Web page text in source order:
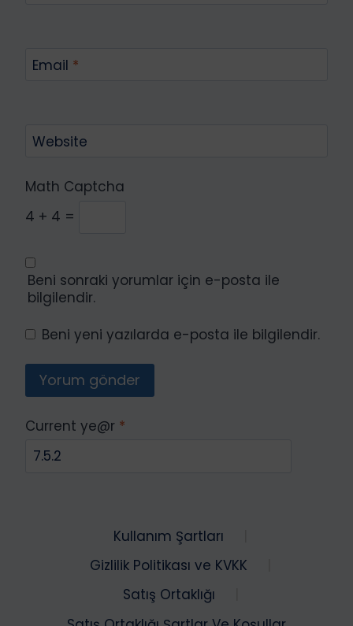
Email *
Website
Math Captcha
4 + 4 =
Beni sonraki yorumlar için e-posta ile
bilgilendir.
Beni yeni yazılarda e-posta ile bilgilendir.
Current ye@r *
Kullanım Şartları
Gizlilik Politikası ve KVKK
Satış Ortaklığı